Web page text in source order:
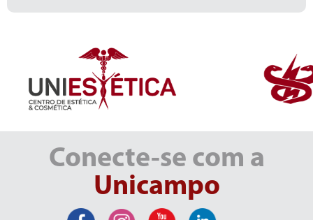
Conecte-se com a
Unicampo